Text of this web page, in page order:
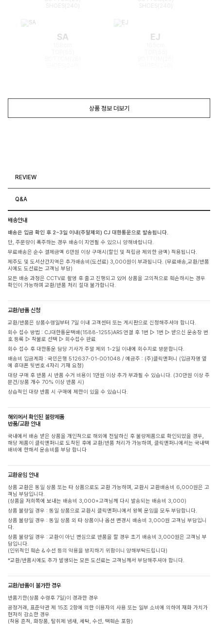
SA EJ
상품 정보 더보기
REVIEW
Q&A
배송안내
배송은 입금 확인 후 2~3일 이내(주말제외) CJ 대한통운으로 발송됩니다.
단, 주문량이 폭주하는 경우 배송이 지연될 수 있으니 양해바랍니다.
무료배송은 순수 결제금액 6만원 이상 구매시(할인 및 적립금 제외한 금액) 적용됩니다.
제주도 및 도서산간지역은 추가배송비(도선료) 3,000원이 부과됩니다. (무료배송,교환/반품
시에도 도선료는 고객님 부담)
모든 배송 과정은 CCTV로 촬영 후 출고 진행되고 있어 상품을 고의적으로 훼손하시는 경우
확인이 가능하며 교환/반품 처리 절대 불가합니다.
교환/반품 신청
교환/반품은 상품수령일부터 7일 이내 고객센터 또는 게시판으로 신청해주셔야 합니다.
회수 접수 방법 : CJ대한통운택배(1588-1255)ARS 연결 후 1번 ▷ 1번 ▷ 받으신 운송장 번
호 등록 ▷ 착불로 선택 ▷ 회수접수 완료
회수 접수 후 대한통운 담당 기사가 주말 제외 1-2일 이내에 회수지로 방문합니다.
배송비 입금계좌 : 국민은행 512637-01-001048 / 예금주 : (주)클릭앤퍼니 (입금자명 옆
에 휴대폰 뒷번호 4자리 기재 요청)
대량 구매 후 반품 시 반품 수거 비용이 1만원 이상 추가 부과될 수 있습니다. (30만원 이상 주
문건/상품 개수 70% 이상 반품 시)
상습적인 대량 반품 시 구매에 제한이 있을 수 있습니다.
해외에서 확인된 불량제품
반품/교환 안내
국내에서 배송 받은 상품을 개인적으로 해외에 전달하신 후 불량제품으로 확인되었을 경우,
해당 제품이 클릭앤퍼니로 도착된 후에 교환/반품 처리가 가능하며, 클릭앤퍼니에서는 국내택
배비에 한해서 운송비를 부담 합니다
교환운임 안내
상품 교환은 동일 상품 또는 타 상품으로도 교환 가능하며, 교환시 교환배송비 6,000원은 고
객님 부담입니다.
(상품을 저희쪽에 보내는 배송비 3,000+고객님께 다시 발송되는 배송비 3,000)
상품 불량일 경우 : 동일 상품으로 교환시 클릭앤퍼니에서 왕복 운임을 모두 부담합니다.
상품 불량일 경우 : 동일 상품 외 타 상품이나 옵션 변경시 배송비 3,000원 고객님 부담입니
다.
상품 불량일 경우 : 교환이 아닌 변심으로 반품을 할 경우 초기 배송비 3,000원은 고객님 부
담입니다.
(인위적인 훼손 & 수선 등의 악용을 방지하기 위함이니 양해부탁드립니다)
*교환/반품시에도 추가 발생되는 모든 도선료는 고객님께서 부담해주셔야 합니다.
교환/반품이 불가한 경우
반품기한(상품 수령후 7일)이 경과한 경우
공정거래, 표준약관 제 15조 2항에 의한 이용자의 사용 또는 일부 소비에 의하여 재화 가치가
현저히 감소한 경우
(착용 흔적, 화장품, 탈취제 냄새, 세탁, 수선, 택훼손 포함)